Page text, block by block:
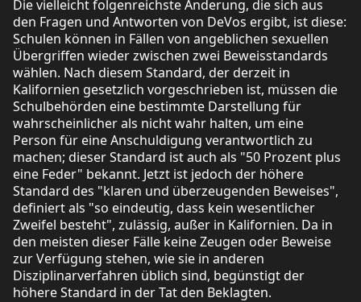
Die vielleicht folgenreichste Änderung, die sich aus
den Fragen und Antworten von DeVos ergibt, ist diese:
Schulen können in Fällen von angeblichen sexuellen
Übergriffen wieder zwischen zwei Beweisstandards
wählen. Nach diesem Standard, der derzeit in
Kalifornien gesetzlich vorgeschrieben ist, müssen die
Schulbehörden eine bestimmte Darstellung für
wahrscheinlicher als nicht wahr halten, um eine
Person für eine Anschuldigung verantwortlich zu
machen; dieser Standard ist auch als "50 Prozent plus
eine Feder" bekannt. Jetzt ist jedoch der höhere
Standard des "klaren und überzeugenden Beweises",
definiert als "so eindeutig, dass kein wesentlicher
Zweifel besteht", zulässig, außer in Kalifornien. Da in
den meisten dieser Fälle keine Zeugen oder Beweise
zur Verfügung stehen, wie sie in anderen
Disziplinarverfahren üblich sind, begünstigt der
höhere Standard in der Tat den Beklagten.